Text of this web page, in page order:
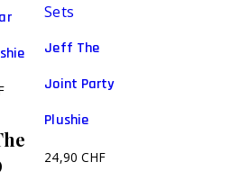
Sets
Jeff The
Joint Party
Plushie
24,90 CHF